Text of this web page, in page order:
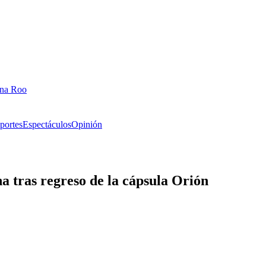
Roo
EspectáculosOpinión
tras regreso de la cápsula Orión